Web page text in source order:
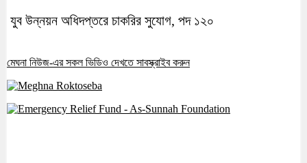
যুব উন্নয়ন অধিদপ্তরে চাকরির সুযোগ, পদ ১২০
মেঘনা নিউজ-এর সকল ভিডিও দেখতে সাবস্ক্রাইব করুন